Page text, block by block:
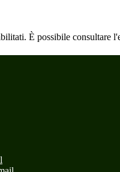
È possibile consultare